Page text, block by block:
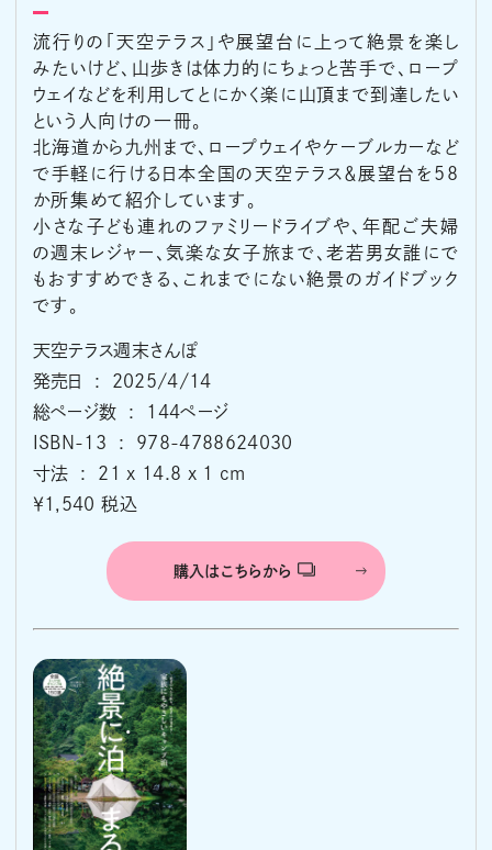
流行りの「天空テラス」や展望台に上って絶景を楽し
みたいけど、山歩きは体力的にちょっと苦手で、ロープ
ウェイなどを利用してとにかく楽に山頂まで到達したい
という人向けの一冊。
北海道から九州まで、ロープウェイやケーブルカーなど
で手軽に行ける日本全国の天空テラス＆展望台を58
か所集めて紹介しています。
小さな子ども連れのファミリードライブや、年配ご夫婦
の週末レジャー、気楽な女子旅まで、老若男女誰にで
もおすすめできる、これまでにない絶景のガイドブック
です。
天空テラス週末さんぽ
発売日 ‏ : ‎ 2025/4/14
総ページ数 ‏ : ‎ 144ページ
ISBN-13 ‏ : ‎ 978-4788624030
寸法 ‏ : ‎ 21 x 14.8 x 1 cm
￥1,540 税込
購入はこちらから